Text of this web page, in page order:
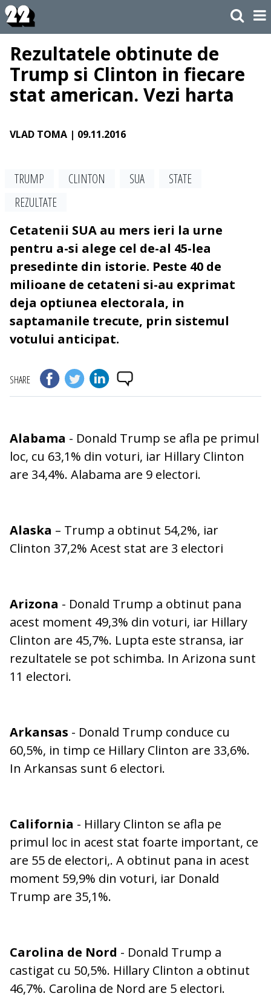
Rezultatele obtinute de
Trump si Clinton in fiecare
stat american. Vezi harta
VLAD TOMA | 09.11.2016
TRUMP CLINTON SUA
STATE
REZULTATE
Cetatenii SUA au mers ieri la urne
pentru a-si alege cel de-al 45-lea
presedinte din istorie. Peste 40 de
milioane de cetateni si-au exprimat
deja optiunea electorala, in
saptamanile trecute, prin sistemul
votului anticipat.
SHARE
Alabama - Donald Trump se afla pe primul
loc, cu 63,1% din voturi, iar Hillary Clinton
are 34,4%. Alabama are 9 electori.
Alaska – Trump a obtinut 54,2%, iar
Clinton 37,2% Acest stat are 3 electori
Arizona - Donald Trump a obtinut pana
acest moment 49,3% din voturi, iar Hillary
Clinton are 45,7%. Lupta este stransa, iar
rezultatele se pot schimba. In Arizona sunt
11 electori.
Arkansas - Donald Trump conduce cu
60,5%, in timp ce Hillary Clinton are 33,6%.
In Arkansas sunt 6 electori.
California - Hillary Clinton se afla pe
primul loc in acest stat foarte important, ce
are 55 de electori,. A obtinut pana in acest
moment 59,9% din voturi, iar Donald
Trump are 35,1%.
Carolina de Nord - Donald Trump a
castigat cu 50,5%. Hillary Clinton a obtinut
46,7%. Carolina de Nord are 5 electori.